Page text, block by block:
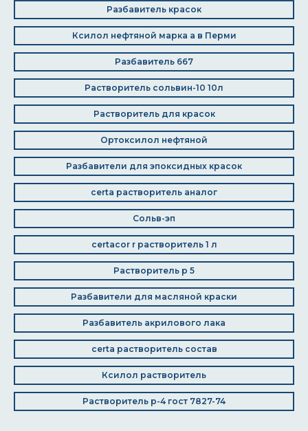
Разбавитель красок
Ксилол нефтяной марка а в Перми
Разбавитель 667
Растворитель сольвин-10 10л
Растворитель для красок
Ортоксилол нефтяной
Разбавители для эпоксидных красок
certa растворитель аналог
Сольв-эп
certacor r растворитель 1 л
Растворитель р 5
Разбавители для масляной краски
Разбавитель акрилового лака
certa растворитель состав
Ксилол растворитель
Растворитель р-4 гост 7827-74